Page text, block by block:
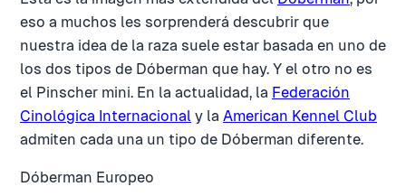
eso a muchos les sorprenderá descubrir que
nuestra idea de la raza suele estar basada en uno de
los dos tipos de Dóberman que hay. Y el otro no es
el Pinscher mini. En la actualidad, la Federación
Cinológica Internacional y la American Kennel Club
admiten cada una un tipo de Dóberman diferente.
Dóberman Europeo